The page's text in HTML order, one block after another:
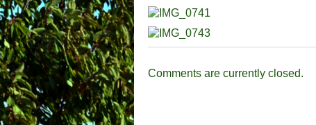
Comments are currently closed.